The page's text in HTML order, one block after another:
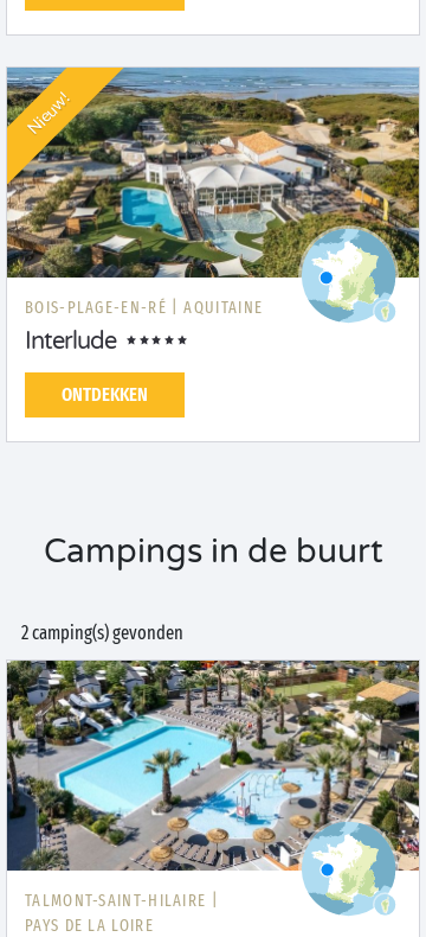
Nieuw!
BOIS-PLAGE-EN-RÉ | AQUITAINE
Interlude
ONTDEKKEN
Campings in de buurt
2 camping(s) gevonden
TALMONT-SAINT-HILAIRE |
PAYS DE LA LOIRE